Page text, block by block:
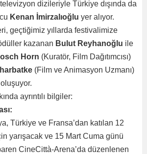
dizileriyle Türkiye dışında da
Kenan İmirzalıoğlu yer alıyor.
geçtiğimiz yıllarda festivalimize
kazanan Bulut Reyhanoğlu ile
Horn (Kuratör, Film Dağıtımcısı)
(Film ve Animasyon Uzmanı)
ayrıntılı bilgiler:
Türkiye ve Fransa’dan katılan 12
yarışacak ve 15 Mart Cuma günü
CineCittà-Arena’da düzenlenen